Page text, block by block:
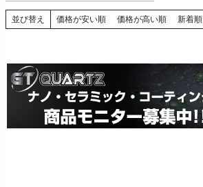
並び替え 価格が安い順 価格が高い順 新着順